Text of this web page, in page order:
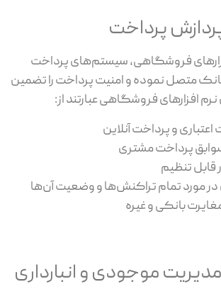
فروشگاهی، سیستم‌های پرداخت
متصل نموده و امنیت پرداخت را تضمین
افزارهای فروشگاهی عبارتند از:
و پرداخت آنلاین
پرداخت مشتری
قابل تنظیم
مورد تمام تراکنش‌ها و وضعیت آن‌ها
بانکی و غیره